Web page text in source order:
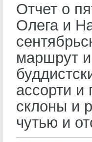
Отчет о
Олега и
маршрут
ассорти и
склоны и
чутью и